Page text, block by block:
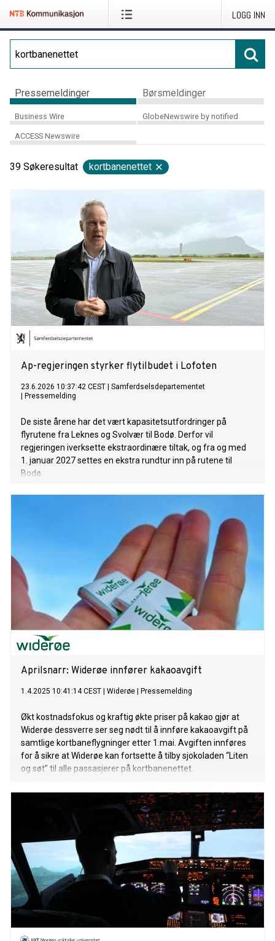
LOGG INN
Pressemeldinger Børsmeldinger
Business Wire GlobeNewswire by notified
ACCESS Newswire
39 Søkeresultat kortbanenettet
Ap-regjeringen styrker flytilbudet i Lofoten
23.6.2026 10:37:42 CEST
Samferdselsdepartementet
Pressemelding
De siste årene har det vært kapasitetsutfordringer på
flyrutene fra Leknes og Svolvær til Bodø. Derfor vil
regjeringen iverksette ekstraordinære tiltak, og fra og med
1. januar 2027 settes en ekstra rundtur inn på rutene til
Bodø.
Aprilsnarr: Widerøe innfører kakaoavgift
1.4.2025 10:41:14 CEST Widerøe Pressemelding
Økt kostnadsfokus og kraftig økte priser på kakao gjør at
Widerøe dessverre ser seg nødt til å innføre kakaoavgift på
samtlige kortbaneflygninger etter 1.mai. Avgiften innføres
for å sikre at Widerøe kan fortsette å tilby sjokoladen “Liten
og søt” til alle passasjerer på kortbanenettet.